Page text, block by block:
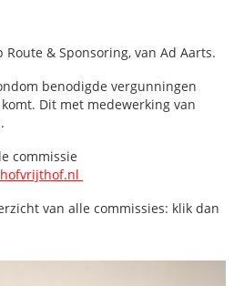
& Sponsoring, van Ad Aarts.
benodigde vergunningen
Dit met medewerking van
commissie
van alle commissies: klik dan